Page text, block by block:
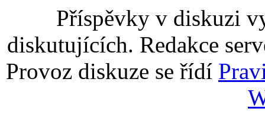
Příspěvky v diskuzi
diskutujících. Redakce
Provoz diskuze se řídí